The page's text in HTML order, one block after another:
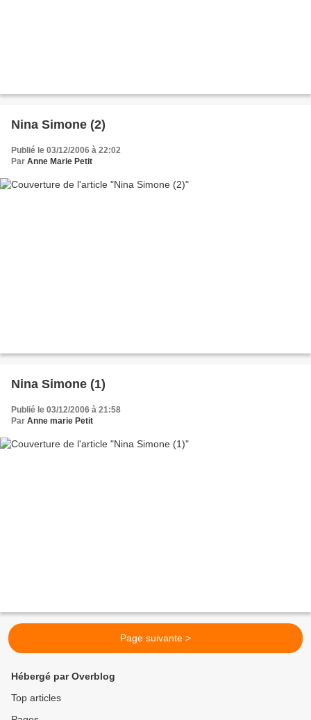
Nina Simone (2)
Publié le 03/12/2006 à 22:02
Par Anne Marie Petit
Nina Simone (1)
Publié le 03/12/2006 à 21:58
Par Anne marie Petit
Page suivante >
Hébergé par Overblog
Top articles